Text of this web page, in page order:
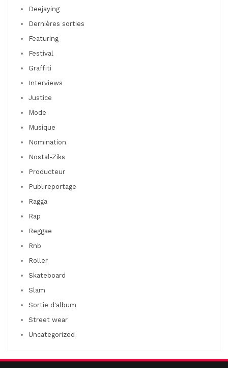
Deejaying
Dernières sorties
Featuring
Festival
Graffiti
Interviews
Justice
Mode
Musique
Nomination
Nostal-Ziks
Producteur
Publireportage
Ragga
Rap
Reggae
Rnb
Roller
Skateboard
Slam
Sortie d'album
Street wear
Uncategorized